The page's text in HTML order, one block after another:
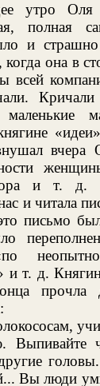
утро Оля
полная
и
она в
и т. д.
и читала
письмо
и т. д.
прочла
Выпивайте
Вы люди